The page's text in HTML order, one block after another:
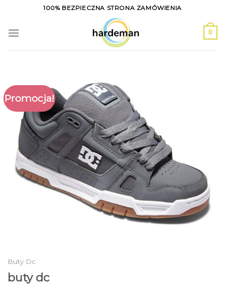
content
100% BEZPIECZNA STRONA ZAMÓWIENIA
0
Promocja!
Buty Dc
buty dc